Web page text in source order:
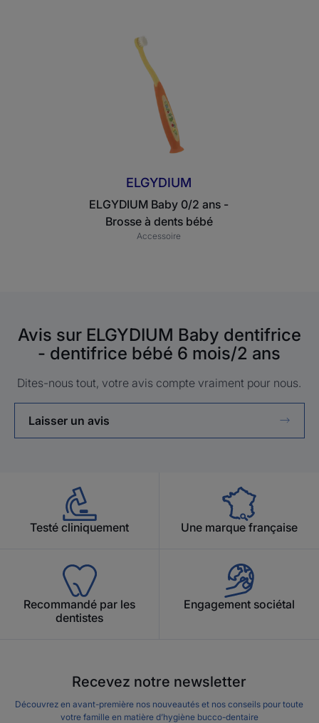
ans
-
Brosse
à
dents
ELGYDIUM
ELGYDIUM Baby 0/2 ans -
Brosse à dents bébé
Accessoire
Avis sur ELGYDIUM Baby dentifrice
- dentifrice bébé 6 mois/2 ans
Dites-nous tout, votre avis compte vraiment pour nous.
Laisser un avis
Testé cliniquement Une marque française
Recommandé par les
dentistes
Engagement sociétal
Recevez notre newsletter
Découvrez en avant-première nos nouveautés et nos conseils pour toute
votre famille en matière d’hygiène bucco-dentaire